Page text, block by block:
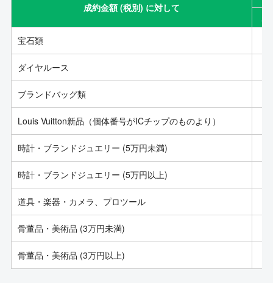
成約金額 (税別) に対して
宝石類
ダイヤルース
ブランドバッグ類
Louis Vuitton新品（個体番号がICチップのものより）
時計・ブランドジュエリー (5万円未満)
時計・ブランドジュエリー (5万円以上)
道具・楽器・カメラ、プロツール
骨董品・美術品 (3万円未満)
骨董品・美術品 (3万円以上)